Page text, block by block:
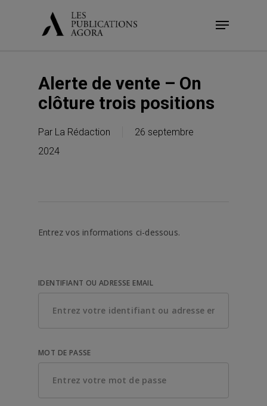
Menu
Alerte de vente – On
clôture trois positions
Par La Rédaction
26 septembre
2024
Entrez vos informations ci-dessous.
IDENTIFIANT OU ADRESSE EMAIL
MOT DE PASSE